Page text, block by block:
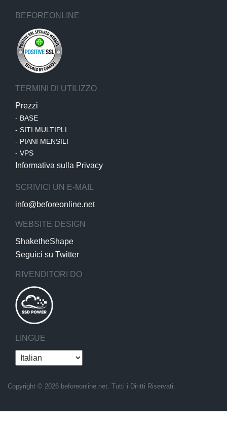
BEFOREONLINE
TERMINI DI UTILIZZO
Prezzi
- BASE
- SITI MULTIPLI
- PIANI MENSILI
- VPS
Informativa sulla Privacy
SCRIVICI UN E-MAIL
info@beforeonline.net
WEBSITE DESIGN
ShaketheShape
Seguici su Twitter
RIVENDITORI DO
LINGUE
Copyright © 2026 beforeonline.net. Tutti i Diritti Riservati.